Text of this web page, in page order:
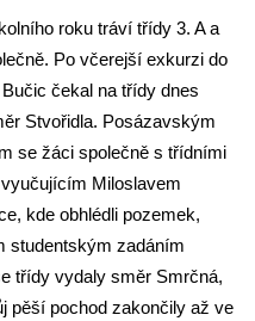
roku tráví třídy 3. A a
Po včerejší exkurzi do
čekal na třídy dnes
Stvořidla. Posázavským
se žáci společně s třídními
vyučujícím Miloslavem
kde obhlédli pozemek,
studentským zadáním
třídy vydaly směr Smrčná,
pěší pochod zakončily až ve